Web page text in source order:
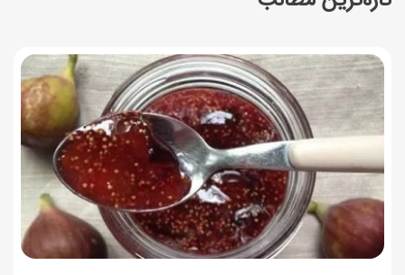
۱۰ خواص آلو؛ فواید شگفت‌انگیز این میوه برای سلامت بدن
فردا ۱۵ مرداد کالابرگ این افراد واریز می‌شود
14 مرداد 1405
زمان شارژ کالابرگ تغییر کرد؛ جزئیات برنامه جدید واریز اعتبار
در مرداد
14 مرداد 1405
توصیه‌های مهم برای دفع انواع حشرات در خانه
14 مرداد 1405